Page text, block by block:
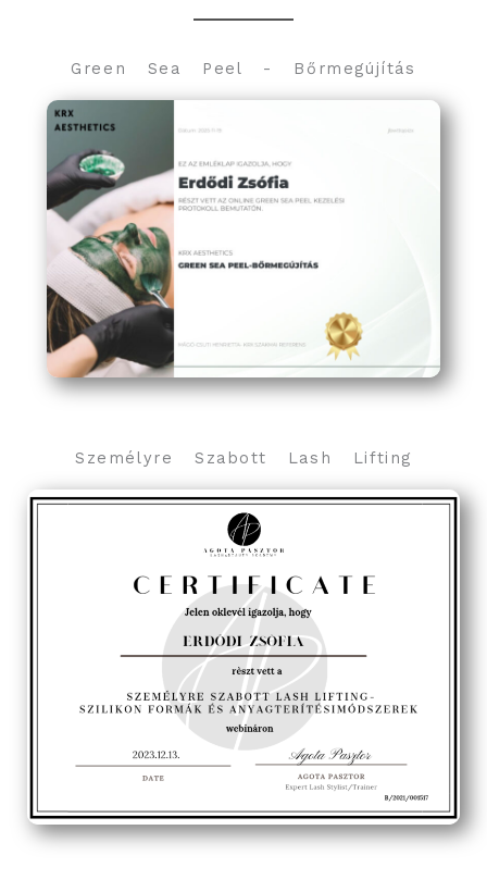
Green Sea Peel - Bőrmegújítás
Személyre Szabott Lash Lifting